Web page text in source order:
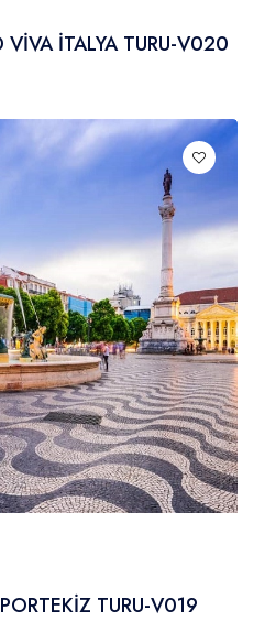
VİVA İTALYA TURU-V020
TURU-V019